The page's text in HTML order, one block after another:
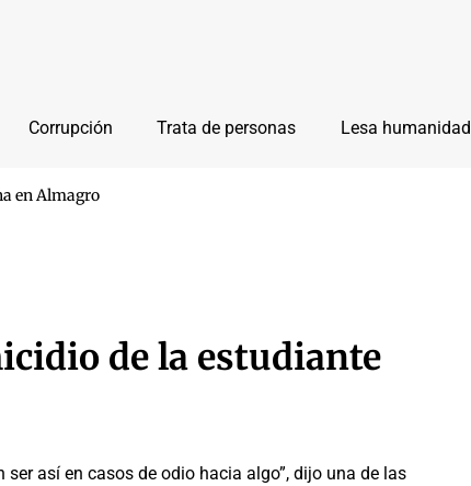
Corrupción Trata de personas Lesa humanidad
en Almagro
de la estudiante
así en casos de odio hacia algo”, dijo una de las